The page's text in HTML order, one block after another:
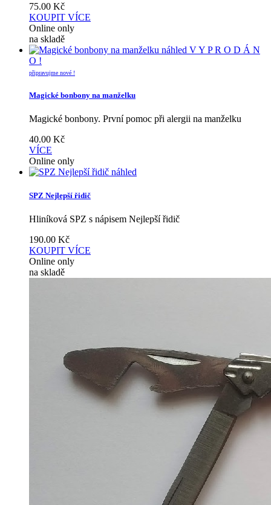
75.00 Kč
KOUPIT VÍCE
Online only
na skladě
náhled V Y P R O D Á N
O !
připravujme nové !
Magické bonbony na manželku
Magické bonbony. První pomoc při alergii na manželku
40.00 Kč
VÍCE
Online only
náhled
SPZ Nejlepší řidič
Hliníková SPZ s nápisem Nejlepší řidič
190.00 Kč
KOUPIT VÍCE
Online only
na skladě